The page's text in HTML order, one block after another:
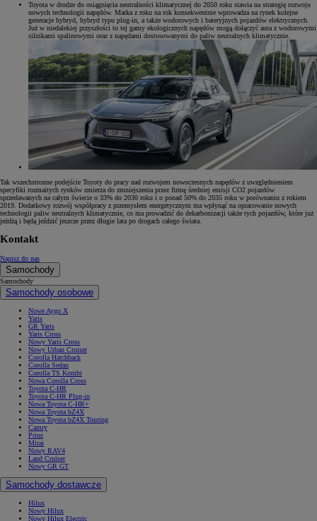
Toyota w drodze do osiągnięcia neutralności klimatycznej do 2050 roku stawia na strategię rozwoju
nowych technologii napędów. Marka z roku na rok konsekwentnie wprowadza na rynek kolejne
generacje hybryd, hybryd typu plug-in, a także wodorowych i bateryjnych pojazdów elektrycznych.
Już w niedalekiej przyszłości to tej gamy ekologicznych napędów mogą dołączyć auta z wodorowymi
silnikami spalinowymi oraz z napędami dostosowanymi do paliw neutralnych klimatycznie.
Tak wszechstronne podejście Toyoty do pracy nad rozwojem nowoczesnych napędów z uwzględnieniem
specyfiki rozmaitych rynków zmierza do zmniejszenia przez firmę średniej emisji CO2 pojazdów
sprzedawanych na całym świecie o 33% do 2030 roku i o ponad 50% do 2035 roku w porównaniu z rokiem
2019. Dodatkowy rozwój współpracy z przemysłem energetycznym ma wpłynąć na opracowanie nowych
technologii paliw neutralnych klimatycznie, co ma prowadzić do dekarbonizacji także tych pojazdów, które już
jeżdżą i będą jeździć jeszcze przez długie lata po drogach całego świata.
Kontakt
Napisz do nas
Samochody
Samochody
Samochody osobowe
Nowe Aygo X
Yaris
GR Yaris
Yaris Cross
Nowy Yaris Cross
Nowy Urban Cruiser
Corolla Hatchback
Corolla Sedan
Corolla TS Kombi
Nowa Corolla Cross
Toyota C-HR
Toyota C-HR Plug-in
Nowa Toyota C-HR+
Nowa Toyota bZ4X
Nowa Toyota bZ4X Touring
Camry
Prius
Mirai
Nowy RAV4
Land Cruiser
Nowy GR GT
Samochody dostawcze
Hilux
Nowy Hilux
Nowy Hilux Electric